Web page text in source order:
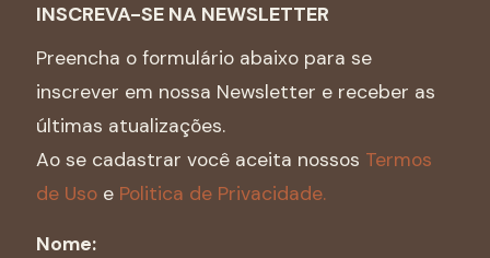
INSCREVA-SE NA NEWSLETTER
Preencha o formulário abaixo para se
inscrever em nossa Newsletter e receber as
últimas atualizações.
Ao se cadastrar você aceita nossos Termos
de Uso e Politica de Privacidade.
Nome: